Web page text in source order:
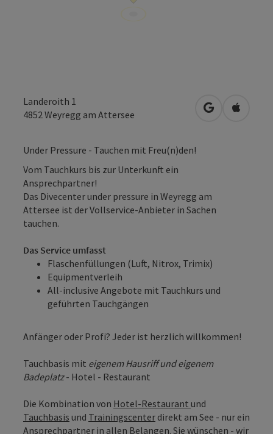
Landeroith 1
4852 Weyregg am Attersee in Google
in
Under Pressure - Tauchen mit Freu(n)den!
Vom Tauchkurs bis zur Unterkunft ein
Ansprechpartner!
Das Divecenter under pressure in Weyregg am
Attersee ist der Vollservice-Anbieter in Sachen
tauchen.
Das Service umfasst
Flaschenfüllungen (Luft, Nitrox, Trimix)
Equipmentverleih
All-inclusive Angebote mit Tauchkurs und
geführten Tauchgängen
Anfänger oder Profi? Jeder ist herzlich willkommen!
Tauchbasis mit eigenem Hausriff und eigenem
Badeplatz- Hotel - Restaurant
Die Kombination von Hotel-Restaurant und
Tauchbasis und Trainingscenter direkt am See - nur ein
Ansprechpartner in allen Belangen. Sie wünschen - wir